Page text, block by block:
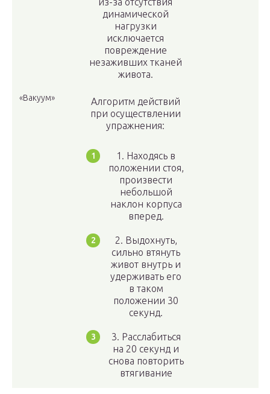
«Вакуум»
динамической
нагрузки
исключается
повреждение
незаживших тканей
живота.
Алгоритм действий
при осуществлении
упражнения:
1. Находясь в
положении стоя,
произвести
небольшой
наклон корпуса
вперед.
2. Выдохнуть,
сильно втянуть
живот внутрь и
удерживать его
в таком
положении 30
секунд.
3. Расслабиться
на 20 секунд и
снова повторить
втягивание